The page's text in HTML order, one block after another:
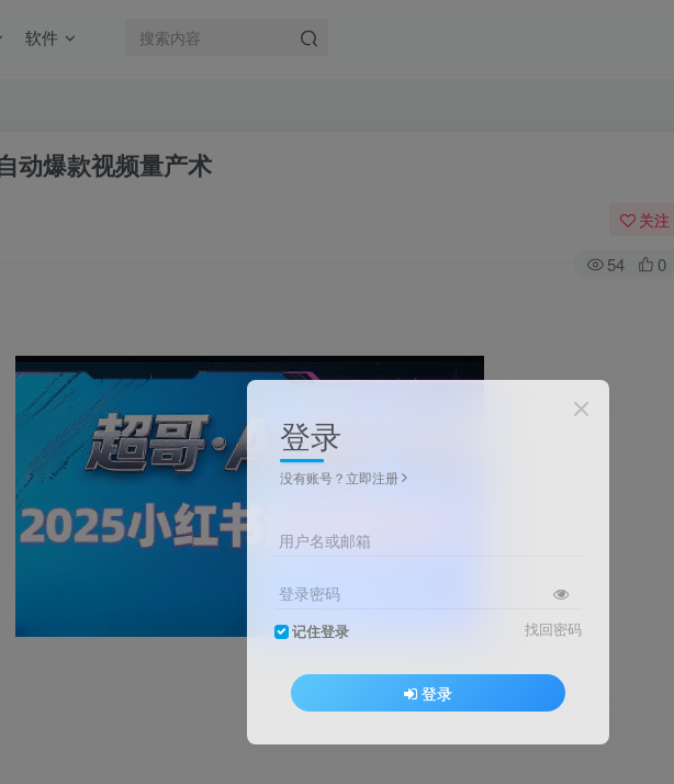
软件
动爆款视频量产术
关注
54 0
登录
没有账号？立即注册
用户名或邮箱
登录密码
记住登录 找回密码
登录